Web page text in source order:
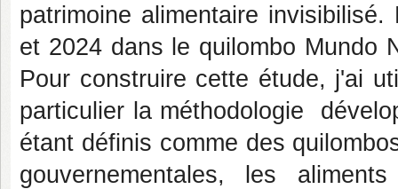
patrimoine alimentaire
et 2024 dans le quilombo Mundo
Pour construire cette étude, j'ai
particulier la méthodologie
étant définis comme des
gouvernementales, les